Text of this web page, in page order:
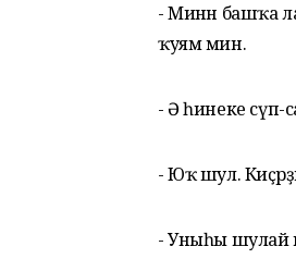
- Минән башҡа
ҡуям мин.
- Ә һинеке сүп-
- Юҡ шул.
- Уныһы шулай